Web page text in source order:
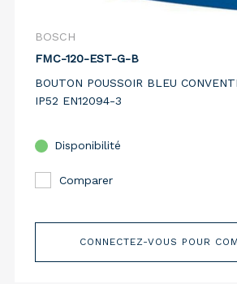
BOSCH
FMC-120-EST-G-B
BOUTON POUSSOIR BLEU
IP52 EN12094-3
Disponibilité
Comparer
CONNECTEZ-VOUS POUR